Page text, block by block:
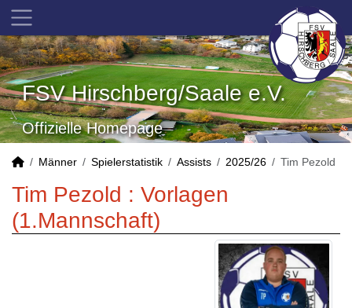
FSV Hirschberg/Saale e.V.
Offizielle Homepage
Männer Spielerstatistik Assists 2025/26 Tim Pezold
Tim Pezold : Vorlagen
(1.Mannschaft)